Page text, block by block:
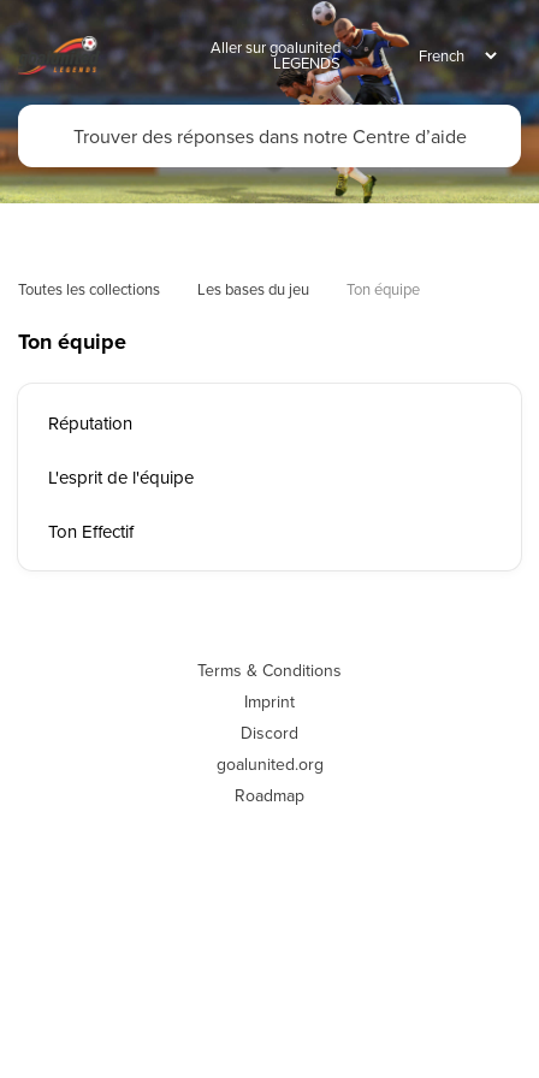
Aller sur goalunited
LEGENDS
Toutes les collections Les bases du jeu Ton équipe
Ton équipe
Réputation
L'esprit de l'équipe
Ton Effectif
Terms & Conditions
Imprint
Discord
goalunited.org
Roadmap